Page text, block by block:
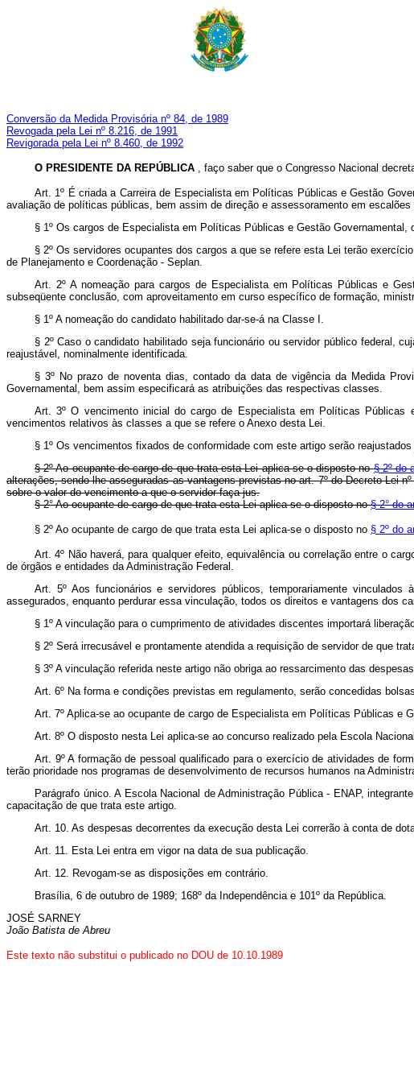
Conversão da Medida Provisória nº 84, de 1989
Revogada pela Lei nº 8.216, de 1991
Revigorada pela Lei nº 8.460, de 1992
O PRESIDENTE DA REPÚBLICA , faço saber que o Congresso Nacional
Art. 1º É criada a Carreira de Especialista em Políticas Públicas e Gestão
avaliação de políticas públicas, bem assim de direção e assessoramento em
§ 1º Os cargos de Especialista em Políticas Públicas e Gestão
§ 2º Os servidores ocupantes dos cargos a que se refere esta Lei terão
de Planejamento e Coordenação - Seplan.
Art. 2º A nomeação para cargos de Especialista em Políticas Públicas e
subseqüente conclusão, com aproveitamento em curso específico de formação,
§ 1º A nomeação do candidato habilitado dar-se-á na Classe I.
§ 2º Caso o candidato habilitado seja funcionário ou servidor público federal,
reajustável, nominalmente identificada.
§ 3º No prazo de noventa dias, contado da data de vigência da Medida
Governamental, bem assim especificará as atribuições das respectivas classes.
Art. 3º O vencimento inicial do cargo de Especialista em Políticas
vencimentos relativos às classes a que se refere o Anexo desta Lei.
§ 1º Os vencimentos fixados de conformidade com este artigo serão
§ 2º Ao ocupante de cargo de que trata esta Lei aplica-se o disposto no§ 2º do
alterações, sendo-lhe asseguradas as vantagens previstas no art. 7º do Decreto-Lei
sobre o valor do vencimento a que o servidor faça jus.
§ 2° Ao ocupante de cargo de que trata esta Lei aplica-se o disposto no§ 2° do
§ 2º Ao ocupante de cargo de que trata esta Lei aplica-se o disposto no § 2º do
Art. 4º Não haverá, para qualquer efeito, equivalência ou correlação entre o
de órgãos e entidades da Administração Federal.
Art. 5º Aos funcionários e servidores públicos, temporariamente
assegurados, enquanto perdurar essa vinculação, todos os direitos e vantagens dos
§ 1º A vinculação para o cumprimento de atividades discentes importará
§ 2º Será irrecusável e prontamente atendida a requisição de servidor de que
§ 3º A vinculação referida neste artigo não obriga ao ressarcimento das
Art. 6º Na forma e condições previstas em regulamento, serão concedidas
Art. 7º Aplica-se ao ocupante de cargo de Especialista em Políticas Públicas e
Art. 8º O disposto nesta Lei aplica-se ao concurso realizado pela Escola
Art. 9º A formação de pessoal qualificado para o exercício de atividades de
terão prioridade nos programas de desenvolvimento de recursos humanos na
Parágrafo único. A Escola Nacional de Administração Pública - ENAP,
capacitação de que trata este artigo.
Art. 10. As despesas decorrentes da execução desta Lei correrão à conta de
Art. 11. Esta Lei entra em vigor na data de sua publicação.
Art. 12. Revogam-se as disposições em contrário.
Brasília, 6 de outubro de 1989; 168º da Independência e 101º da República.
JOSÉ SARNEY
João Batista de Abreu
Este texto não substitui o publicado no DOU de 10.10.1989